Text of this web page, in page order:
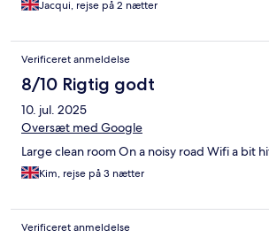
Jacqui, rejse på 2 nætter
Verificeret anmeldelse
8/10 Rigtig godt
10. jul. 2025
Oversæt med Google
Large clean room On a noisy road Wifi a bit
Kim, rejse på 3 nætter
Verificeret anmeldelse